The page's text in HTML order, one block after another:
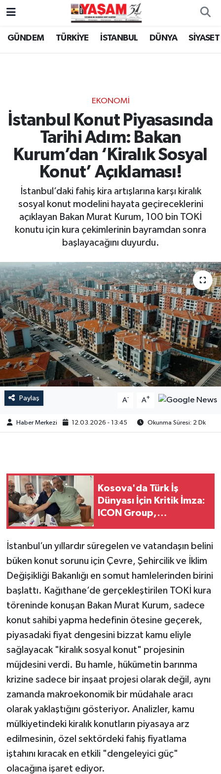
GÜNDEM TÜRKİYE İSTANBUL DÜNYA SİYASET
EKONOMİ
İstanbul Konut Piyasasında
Tarihi Adım: Bakan
Kurum’dan ‘Kiralık Sosyal
Konut’ Açıklaması!
İstanbul’daki fahiş kira artışlarına karşı kiralık
sosyal konut modelini hayata geçireceklerini
açıklayan Bakan Murat Kurum, 100 bin TOKİ
konutu için kura çekimlerinin bayramdan sonra
başlayacağını duyurdu.
Paylaş A- A+
Haber Merkezi 12.03.2026 - 13:45 Okunma Süresi: 2 Dk
Kosova'da Türk İş
Dünyası İçin Kritik İmza:
ICON Group,
İstanbul’un yıllardır süregelen ve vatandaşın belini
büken konut sorunu için Çevre, Şehircilik ve İklim
Değişikliği Bakanlığı en somut hamlelerinden birini
başlattı. Kağıthane’de gerçekleştirilen TOKİ kura
töreninde konuşan Bakan Murat Kurum, sadece
konut sahibi yapma hedefinin ötesine geçerek,
piyasadaki fiyat dengesini bizzat kamu eliyle
sağlayacak "kiralık sosyal konut" projesinin
müjdesini verdi. Bu hamle, hükümetin barınma
krizine sadece bir inşaat projesi olarak değil, aynı
zamanda makroekonomik bir müdahale aracı
olarak yaklaştığını gösteriyor. Analizler, kamu
mülkiyetindeki kiralık konutların piyasaya arz
edilmesinin, özel sektördeki fahiş fiyatlama
iştahını kıracak en etkili "dengeleyici güç"
olacağına işaret ediyor.